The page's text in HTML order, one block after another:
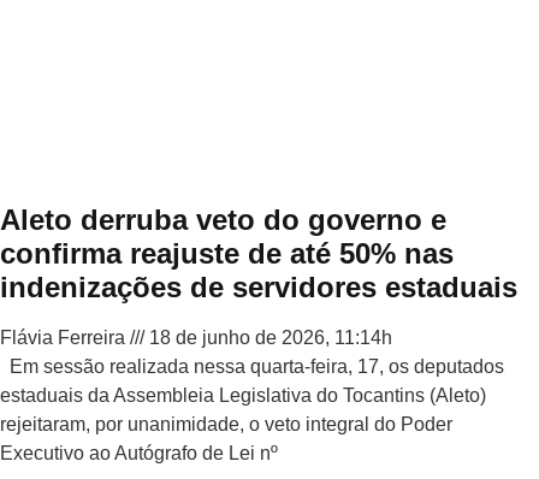
Aleto derruba veto do governo e
confirma reajuste de até 50% nas
indenizações de servidores estaduais
Flávia Ferreira
18 de junho de 2026, 11:14h
Em sessão realizada nessa quarta-feira, 17, os deputados
estaduais da Assembleia Legislativa do Tocantins (Aleto)
rejeitaram, por unanimidade, o veto integral do Poder
Executivo ao Autógrafo de Lei nº